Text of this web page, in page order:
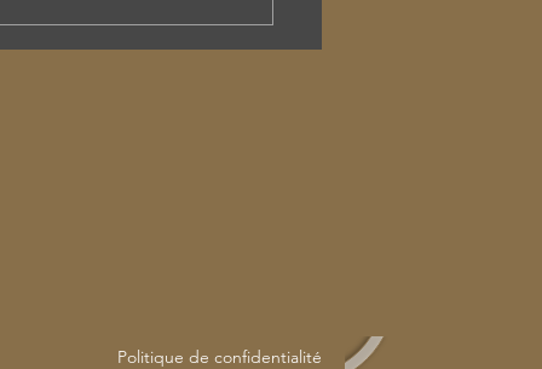
RONDS S'INVITENT
CLAIR MATIN
Politique de confidentialité